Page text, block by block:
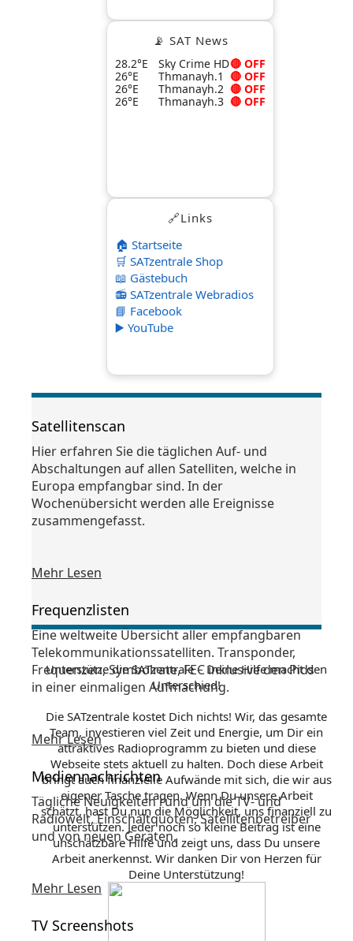
📡 SAT News
28.2°E Sky Crime HD🔴 OFF
26°E
Thmanayh.1 🔴 OFF
26°E
Thmanayh.2 🔴 OFF
26°E
Thmanayh.3 🔴 OFF
🔗Links
🏠 Startseite
🛒 SATzentrale Shop
📖 Gästebuch
📻 SATzentrale Webradios
📘 Facebook
▶️ YouTube
Satellitenscan
Hier erfahren Sie die täglichen Auf- und
Abschaltungen auf allen Satelliten, welche in
Europa empfangbar sind. In der
Wochenübersicht werden alle Ereignisse
zusammengefasst.
Mehr Lesen
Frequenzlisten
Eine weltweite Übersicht aller empfangbaren
Telekommunikationssatelliten. Transponder,
Frequenzen, Symbolrate, FEC inklusive den Pids
in einer einmaligen Aufmachung.
Mehr Lesen
Mediennachrichten
Tägliche Neuigkeiten rund um die TV- und
Radiowelt, Einschaltquoten, Satellitenbetreiber
und von neuen Geräten.
Mehr Lesen
TV Screenshots
Unterstütze die SATzentrale – Deine Hilfe macht den
Unterschied!
Die SATzentrale kostet Dich nichts! Wir, das gesamte
Team, investieren viel Zeit und Energie, um Dir ein
attraktives Radioprogramm zu bieten und diese
Webseite stets aktuell zu halten. Doch diese Arbeit
bringt auch finanzielle Aufwände mit sich, die wir aus
eigener Tasche tragen. Wenn Du unsere Arbeit
schätzt, hast Du nun die Möglichkeit, uns finanziell zu
unterstützen. Jeder noch so kleine Beitrag ist eine
unschätzbare Hilfe und zeigt uns, dass Du unsere
Arbeit anerkennst. Wir danken Dir von Herzen für
Deine Unterstützung!